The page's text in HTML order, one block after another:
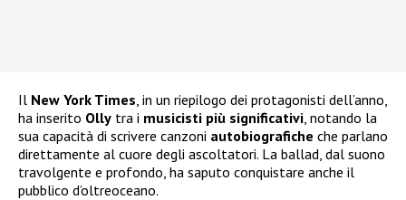
Il New York Times , in un riepilogo dei protagonisti dell’anno,
ha inserito Olly tra i musicisti più significativi , notando la
sua capacità di scrivere canzoni autobiografiche che parlano
direttamente al cuore degli ascoltatori. La ballad, dal suono
travolgente e profondo, ha saputo conquistare anche il
pubblico d’oltreoceano.